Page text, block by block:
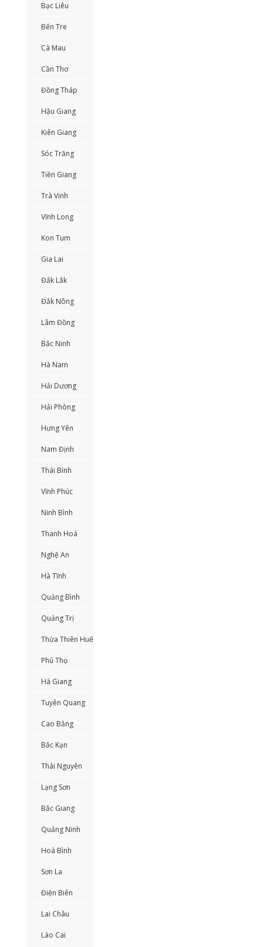
Bạc Liêu
Bến Tre
Cà Mau
Cần Thơ
Đồng Tháp
Hậu Giang
Kiên Giang
Sóc Trăng
Tiền Giang
Trà Vinh
Vĩnh Long
Kon Tum
Gia Lai
Đắk Lắk
Đắk Nông
Lâm Đồng
Bắc Ninh
Hà Nam
Hải Dương
Hải Phòng
Hưng Yên
Nam Định
Thái Bình
Vĩnh Phúc
Ninh Bình
Thanh Hoá
Nghệ An
Hà Tĩnh
Quảng Bình
Quảng Trị
Thừa Thiên Huế
Phú Thọ
Hà Giang
Tuyên Quang
Cao Bằng
Bắc Kạn
Thái Nguyên
Lạng Sơn
Bắc Giang
Quảng Ninh
Hoà Bình
Sơn La
Điện Biên
Lai Châu
Lào Cai